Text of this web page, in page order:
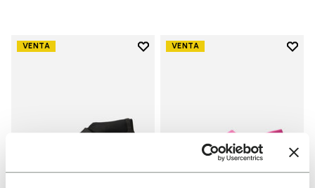
VENTA
Add to wishlist
VENTA
Add